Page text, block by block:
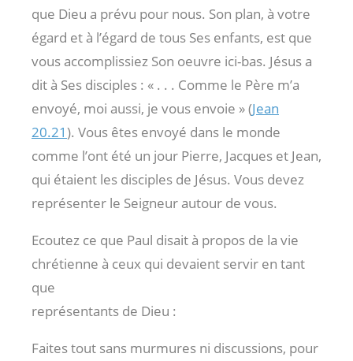
que Dieu a prévu pour nous. Son plan, à votre
égard et à l’égard de tous Ses enfants, est que
vous accomplissiez Son oeuvre ici-bas. Jésus a
dit à Ses disciples : « . . . Comme le Père m’a
envoyé, moi aussi, je vous envoie » (Jean
20.21). Vous êtes envoyé dans le monde
comme l’ont été un jour Pierre, Jacques et Jean,
qui étaient les disciples de Jésus. Vous devez
représenter le Seigneur autour de vous.
Ecoutez ce que Paul disait à propos de la vie
chrétienne à ceux qui devaient servir en tant
que
représentants de Dieu :
Faites tout sans murmures ni discussions, pour